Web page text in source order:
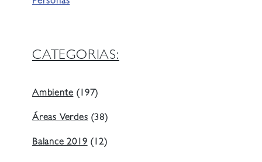
Personas
CATEGORIAS:
Ambiente(197)
Áreas Verdes(38)
Balance 2019(12)